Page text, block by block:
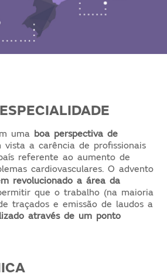
uma boa perspectiva de
vista a carência de profissionais
referente ao aumento de
cardiovasculares. O advento
revolucionado a área da
que o trabalho (na maioria
traçados e emissão de laudos a
através de um ponto